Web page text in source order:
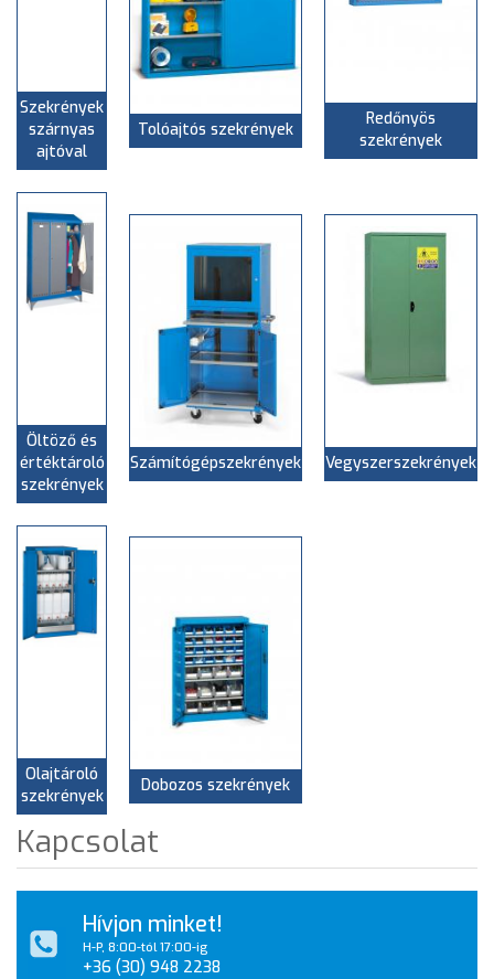
Szekrények
szárnyas
ajtóval
Tolóajtós szekrények
Redőnyös
szekrények
Öltöző és
értéktároló
szekrények
Számítógépszekrények Vegyszerszekrények
Olajtároló
szekrények
Dobozos szekrények
Kapcsolat
Hívjon minket!
H-P, 8:00-tól 17:00-ig
+36 (30) 948 2238